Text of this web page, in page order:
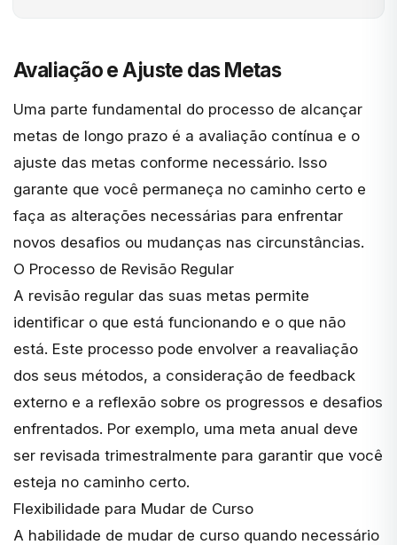
Avaliação e Ajuste das Metas
Uma parte fundamental do processo de alcançar
metas de longo prazo é a avaliação contínua e o
ajuste das metas conforme necessário. Isso
garante que você permaneça no caminho certo e
faça as alterações necessárias para enfrentar
novos desafios ou mudanças nas circunstâncias.
O Processo de Revisão Regular
A revisão regular das suas metas permite
identificar o que está funcionando e o que não
está. Este processo pode envolver a reavaliação
dos seus métodos, a consideração de feedback
externo e a reflexão sobre os progressos e desafios
enfrentados. Por exemplo, uma meta anual deve
ser revisada trimestralmente para garantir que você
esteja no caminho certo.
Flexibilidade para Mudar de Curso
A habilidade de mudar de curso quando necessário